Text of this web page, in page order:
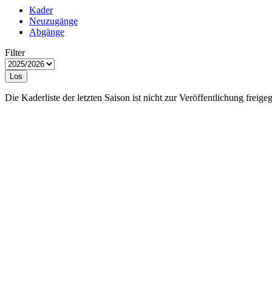
Kader
Neuzugänge
Abgänge
Filter
Los
Die Kaderliste der letzten Saison ist nicht zur Veröffentlichung